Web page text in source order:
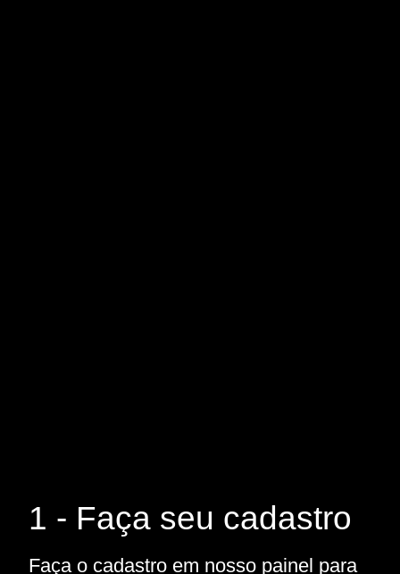
1 - Faça seu cadastro
Faça o cadastro em nosso painel para